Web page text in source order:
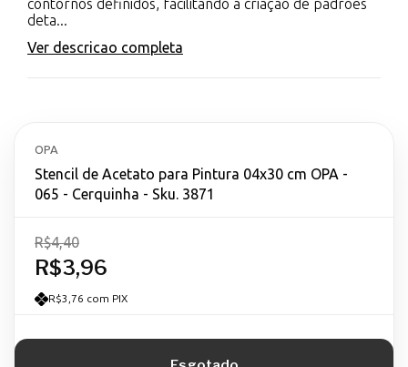
contornos definidos, facilitando a criação de padrões
deta...
Ver descricao completa
OPA
Stencil de Acetato para Pintura 04x30 cm OPA -
065 - Cerquinha - Sku. 3871
R$3,96
R$4,40
R$3,76 com PIX